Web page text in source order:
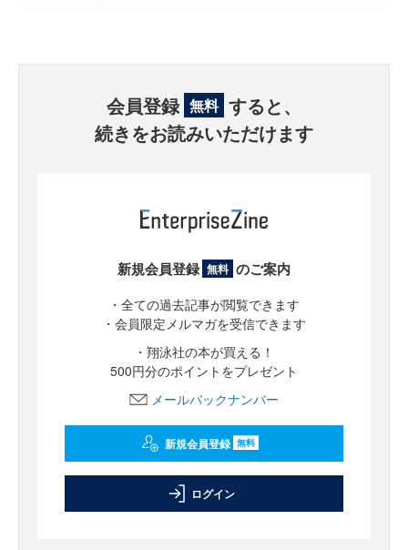
会員登録 無料 すると、
続きをお読みいただけます
新規会員登録 無料 のご案内
・全ての過去記事が閲覧できます
・会員限定メルマガを受信できます
・翔泳社の本が買える！
500円分のポイントをプレゼント
メールバックナンバー
新規会員登録 無料
ログイン